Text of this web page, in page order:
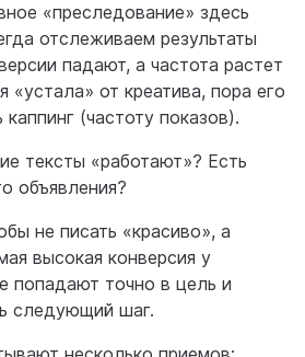
«преследование» здесь
отслеживаем результаты
падают, а частота растет
«устала» от креатива, пора его
(частоту показов).
тексты «работают»? Есть
объявления?
не писать «красиво», а
высокая конверсия у
попадают точно в цель и
следующий шаг.